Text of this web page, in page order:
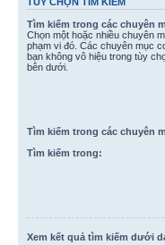
Tìm kiếm trong các chuyên
Chọn một hoặc nhiều chuyên
phạm vi đó. Các chuyên mục
bạn không vô hiệu trong tùy
bên dưới.
Tìm kiếm trong các chuyên
Tìm kiếm trong:
Xem kết quả tìm kiếm dưới